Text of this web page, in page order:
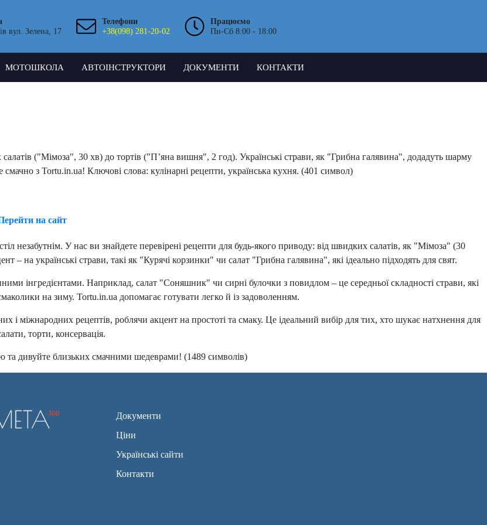
вул. Зелена, 17
Телефони
+38(098) 281-20-02
Працюємо
Пн-Сб 8:00 - 18:00
МОТОШКОЛА АВТОІНСТРУКТОРИ ДОКУМЕНТИ КОНТАКТИ
("Мімоза", 30 хв) до тортів ("П’яна вишня", 2 год). Українські страви, як "Грибна галявина", додадуть шарму
смачно з Tortu.in.ua! Ключові слова: кулінарні рецепти, українська кухня. (401 символ)
на сайт
незабутнім. У нас ви знайдете перевірені рецепти для будь-якого приводу: від швидких салатів, як "Мімоза" (30
на українські страви, такі як "Курячі корзинки" чи салат "Грибна галявина", які ідеально підходять для свят.
інгредієнтами. Наприклад, салат "Соняшник" чи сирні булочки з повидлом – це середньої складності страви, які
на зиму. Tortu.in.ua допомагає готувати легко й із задоволенням.
і міжнародних рецептів, роблячи акцент на простоті та смаку. Це ідеальний вибір для тих, хто шукає натхнення для
торти, консервація.
та дивуйте близьких смачними шедеврами! (1489 символів)
Документи
Ціни
Українські сайти
Контакти